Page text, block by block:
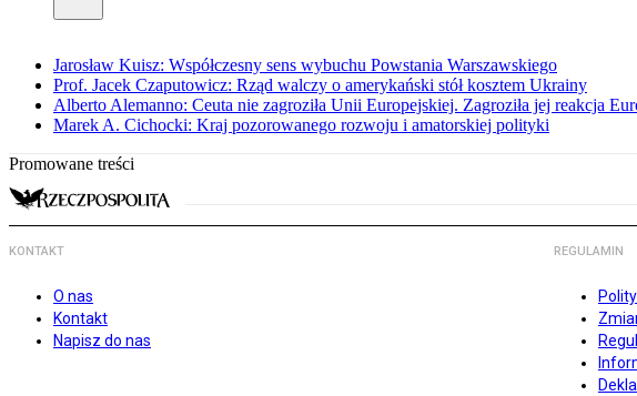
Jarosław Kuisz: Współczesny sens wybuchu Powstania Warszawskiego
Prof. Jacek Czaputowicz: Rząd walczy o amerykański stół kosztem Ukrainy
Alberto Alemanno: Ceuta nie zagroziła Unii Europejskiej. Zagroziła jej reakcja
Marek A. Cichocki: Kraj pozorowanego rozwoju i amatorskiej polityki
Promowane treści
KONTAKT
O nas
Kontakt
Napisz do nas
REGULAMIN